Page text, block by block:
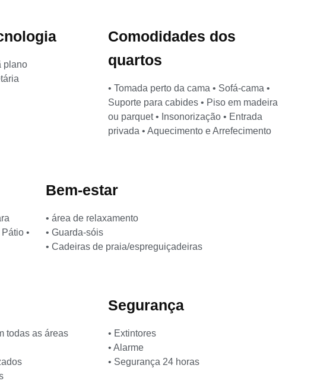
plano
Comodidades dos
quartos
• Tomada perto da cama • Sofá-cama •
Suporte para cabides • Piso em madeira
ou parquet • Insonorização • Entrada
privada • Aquecimento e Arrefecimento
•
Bem-estar
• área de relaxamento
• Guarda-sóis
• Cadeiras de praia/espreguiçadeiras
todas as áreas
Segurança
• Extintores
• Alarme
• Segurança 24 horas